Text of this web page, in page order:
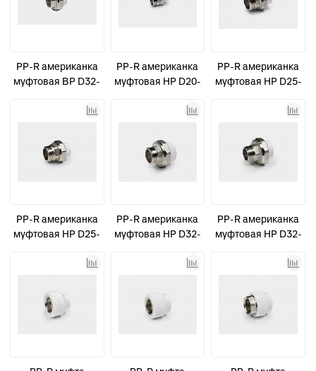
PP-R американка
муфтовая ВР D32-
PP-R американка
муфтовая НР D20-
PP-R американка
муфтовая НР D25-
PP-R американка
муфтовая НР D25-
PP-R американка
муфтовая НР D32-
PP-R американка
муфтовая НР D32-